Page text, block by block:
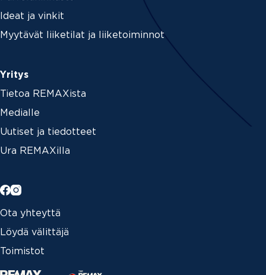
Ideat ja vinkit
Myytävät liiketilat ja liiketoiminnot
Yritys
Tietoa REMAXista
Medialle
Uutiset ja tiedotteet
Ura REMAXilla
Ota yhteyttä
Löydä välittäjä
Toimistot